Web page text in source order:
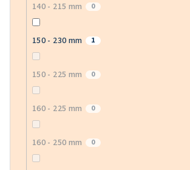
140 - 215 mm 0
150 - 230 mm 1
150 - 225 mm 0
160 - 225 mm 0
160 - 250 mm 0